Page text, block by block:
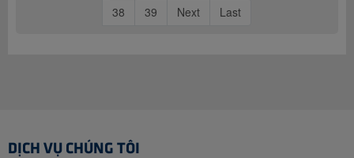
38
39 Next Last
DỊCH VỤ CHÚNG TÔI